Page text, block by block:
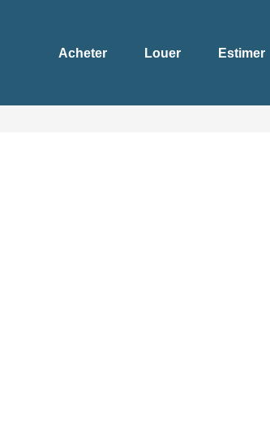
Acheter Louer Estimer